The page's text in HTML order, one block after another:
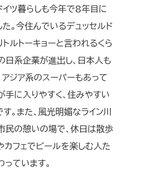
イツ暮らしも今年で8年目に
た。今住んでいるデュッセルド
トルトーキョーと言われるくら
日系企業が進出し、日本人も
アジア系のスーパーもあって
手に入りやすく、住みやすい
。また、風光明媚なライン川
民の憩いの場で、休日は散歩
カフェでビールを楽しむ人た
っています。